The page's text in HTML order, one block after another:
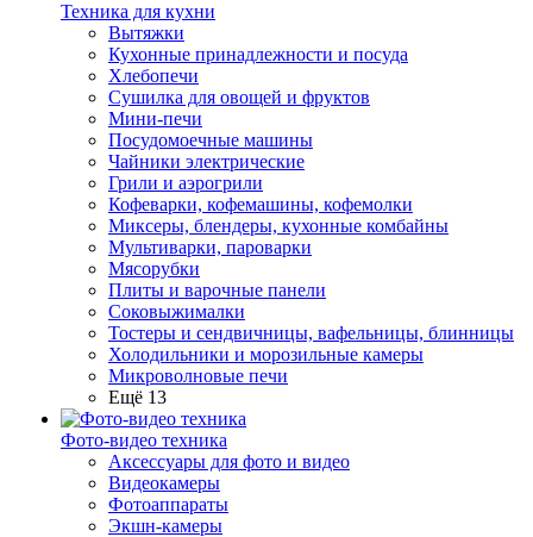
Техника для кухни
Вытяжки
Кухонные принадлежности и посуда
Хлебопечи
Сушилка для овощей и фруктов
Мини-печи
Посудомоечные машины
Чайники электрические
Грили и аэрогрили
Кофеварки, кофемашины, кофемолки
Миксеры, блендеры, кухонные комбайны
Мультиварки, пароварки
Мясорубки
Плиты и варочные панели
Соковыжималки
Тостеры и сендвичницы, вафельницы, блинницы
Холодильники и морозильные камеры
Микроволновые печи
Ещё 13
Фото-видео техника
Аксессуары для фото и видео
Видеокамеры
Фотоаппараты
Экшн-камеры